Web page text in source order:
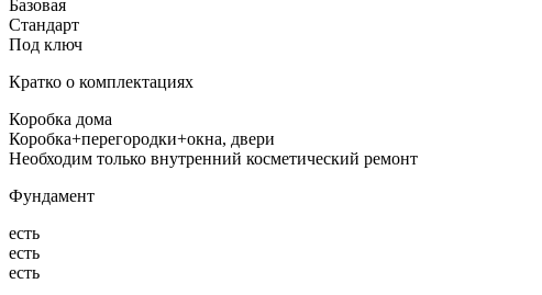
Базовая
Стандарт
Под ключ
Кратко о комплектациях
Коробка дома
Коробка+перегородки+окна, двери
Необходим только внутренний косметический ремонт
Фундамент
есть
есть
есть